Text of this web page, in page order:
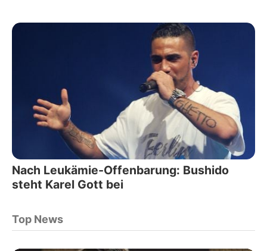
Nach Leukämie-Offenbarung: Bushido
steht Karel Gott bei
Top News